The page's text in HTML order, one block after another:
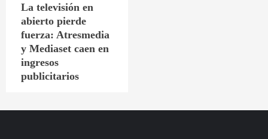
La televisión en
abierto pierde
fuerza: Atresmedia
y Mediaset caen en
ingresos
publicitarios